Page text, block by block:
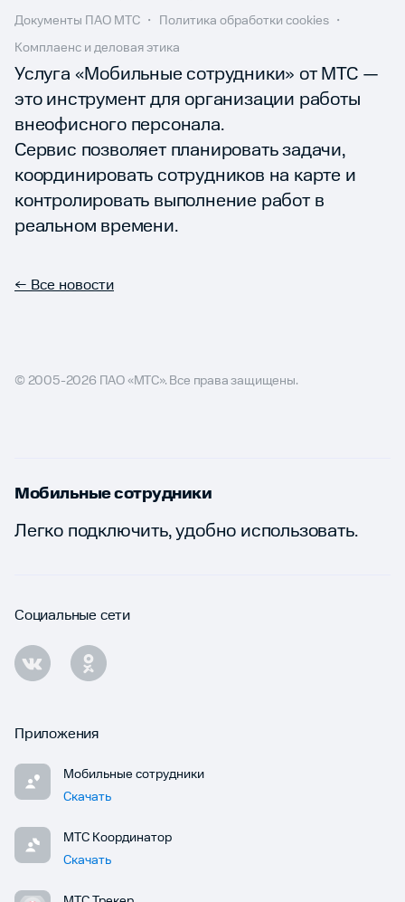
© 2005-2026 ПАО «МТС». Все права защищены.
Документы ПАО МТС
Политика обработки cookies
Комплаенс и деловая этика
Услуга «Мобильные сотрудники» от МТС —
это инструмент для организации работы
внеофисного персонала.
Сервис позволяет планировать задачи,
координировать сотрудников на карте и
контролировать выполнение работ в
реальном времени.
← Все новости
Мобильные сотрудники
Легко подключить, удобно использовать.
Социальные сети
Приложения
Мобильные сотрудники
Скачать
МТС Координатор
Скачать